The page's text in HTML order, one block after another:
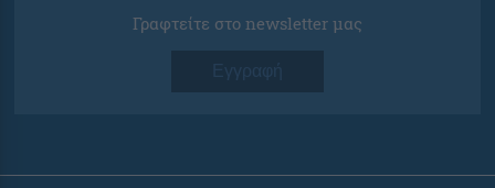
Γραφτείτε στο newsletter μας
Εγγραφή